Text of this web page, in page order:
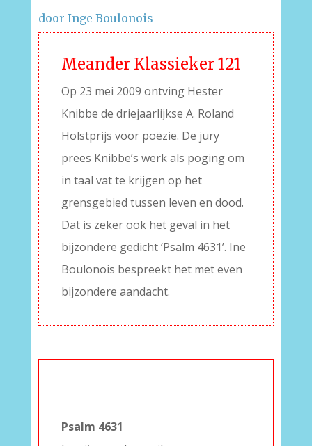
door Inge Boulonois
Meander Klassieker 121
Op 23 mei 2009 ontving Hester
Knibbe de driejaarlijkse A. Roland
Holstprijs voor poëzie. De jury
prees Knibbe’s werk als poging om
in taal vat te krijgen op het
grensgebied tussen leven en dood.
Dat is zeker ook het geval in het
bijzondere gedicht ‘Psalm 4631’. Ine
Boulonois bespreekt het met even
bijzondere aandacht.
Psalm 4631